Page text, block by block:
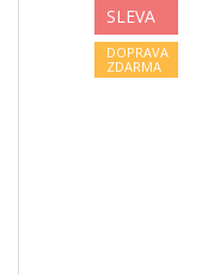
SLEVA
DOPRAVA
ZDARMA